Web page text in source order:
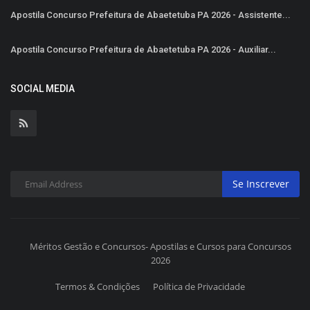
Apostila Concurso Prefeitura de Abaetetuba PA 2026 - Assistente...
Apostila Concurso Prefeitura de Abaetetuba PA 2026 - Auxiliar...
SOCIAL MEDIA
Se Inscrever
Méritos Gestão e Concursos- Apostilas e Cursos para Concursos
2026
Termos & Condições Política de Privacidade